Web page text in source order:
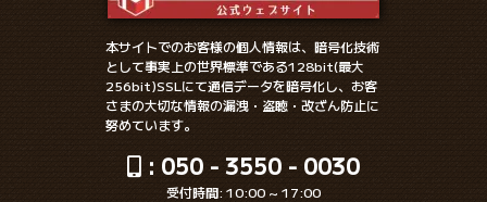
本サイトでのお客様の個人情報は、暗号化技術
として事実上の世界標準である128bit(最大
256bit)SSLにて通信データを暗号化し、お客
さまの大切な情報の漏洩・盗聴・改ざん防止に
努めています。
: 050 - 3550 - 0030
受付時間: 10:00 ~ 17:00